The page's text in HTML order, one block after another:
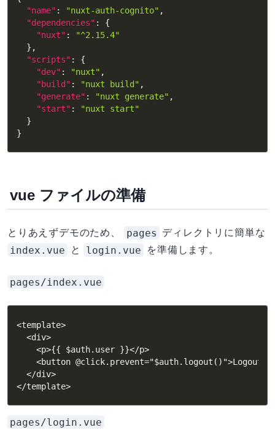
"name" : "nuxt-auth-cognito" ,
"dependencies" :
{
"nuxt" :
"^2.15.4"
} ,
"scripts" :
{
"dev" : "nuxt" ,
"build" : "nuxt build" ,
"generate" : "nuxt generate" ,
"start" :
"nuxt start"
}
}
vue ファイルの準備
とりあえずデモのため、 pages ディレクトリに簡単な
index.vue と login.vue を準備します。
pages/index.vue
<template>
  <div>
    <p>{{ $auth.user }}</p>
<button @click.prevent="$auth.logout()">Logout</
  </div>
</template>
pages/login.vue